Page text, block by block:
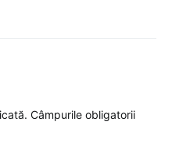
Câmpurile obligatorii